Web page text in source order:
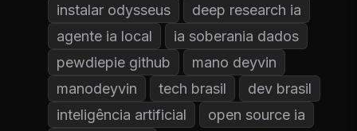
instalar odysseus
deep research ia
agente ia local
ia soberania dados
pewdiepie github
mano deyvin
manodeyvin
tech brasil
dev brasil
inteligência artificial
open source ia